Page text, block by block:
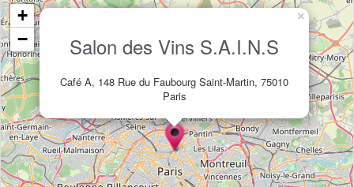
Salon des Vins S.A.I.N.S
Café A, 148 Rue du Faubourg Saint-Martin, 75010
Paris
×
+
−